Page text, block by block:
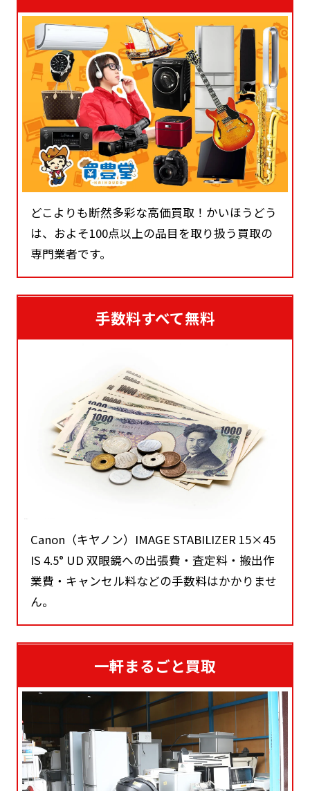
どこよりも断然多彩な高価買取！かいほうどう
は、およそ100点以上の品目を取り扱う買取の
専門業者です。
手数料すべて無料
Canon（キヤノン）IMAGE STABILIZER 15×45
IS 4.5° UD 双眼鏡への出張費・査定料・搬出作
業費・キャンセル料などの手数料はかかりませ
ん。
一軒まるごと買取